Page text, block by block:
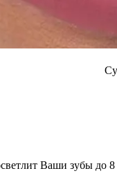
Ваши зубы до